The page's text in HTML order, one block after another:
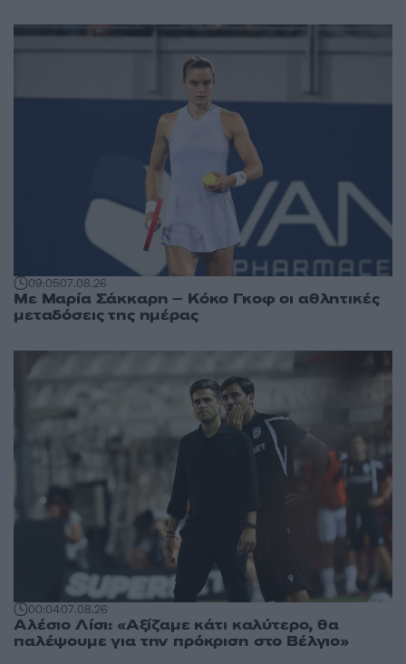
09:0507.08.26
Με Μαρία Σάκκαρη – Κόκο Γκοφ οι αθλητικές
μεταδόσεις της ημέρας
00:0407.08.26
Αλέσιο Λίσι: «Αξίζαμε κάτι καλύτερο, θα
παλέψουμε για την πρόκριση στο Βέλγιο»